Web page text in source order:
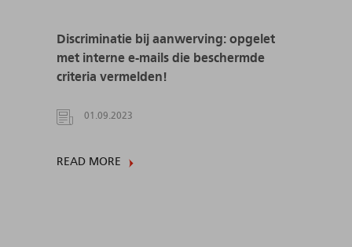
Discriminatie bij aanwerving: opgelet
met interne e-mails die beschermde
criteria vermelden!
01.09.2023
READ MORE